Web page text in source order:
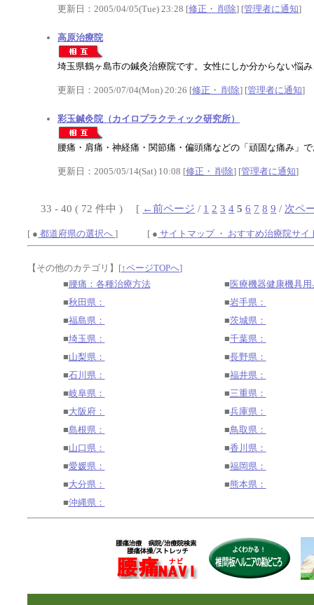
更新日：2005/04/05(Tue) 23:28 [修正・ 削除] [管理者に通知]
高原治療院
埼玉県鶴ヶ島市の鍼灸治療院です。女性にしか分からない悩
更新日：2005/07/04(Mon) 20:26 [修正・ 削除] [管理者に通知]
彩玉鍼灸院（カイロプラクティック研究所）
腰痛・肩痛・神経痛・関節痛・偏頭痛などの「頑固な痛み」
更新日：2005/05/14(Sat) 10:08 [修正・ 削除] [管理者に通知]
33 - 40 ( 72 件中 ) [ ←前ページ / 1 2 3 4 5 6 7 8 9 / 次ペ
[ ● 都道府県の選択へ] [ ● サイトマップ ・ おすすめ治療院サイ
【その他のカテゴリ】 [↑ページTOPへ]
■腰痛：各種治療方法 ■ 医療機器健康機具
■秋田県： ■岩手県：
■福島県： ■茨城県：
■埼玉県： ■千葉県：
■山梨県： ■長野県：
■石川県： ■福井県：
■岐阜県： ■三重県：
■大阪府： ■兵庫県：
■島根県： ■鳥取県：
■山口県： ■香川県：
■愛媛県： ■福岡県：
■大分県： ■熊本県：
■沖縄県：